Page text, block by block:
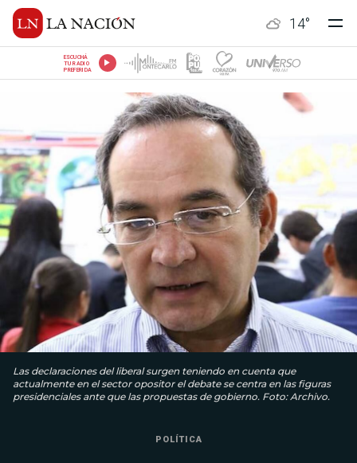
14°
ESCUCHÁ
TU RADIO
PREFERIDA
Las declaraciones del liberal surgen teniendo en cuenta que
actualmente en el sector opositor el debate se centra en las figuras
presidenciales ante que las propuestas de gobierno. Foto: Archivo.
POLÍTICA